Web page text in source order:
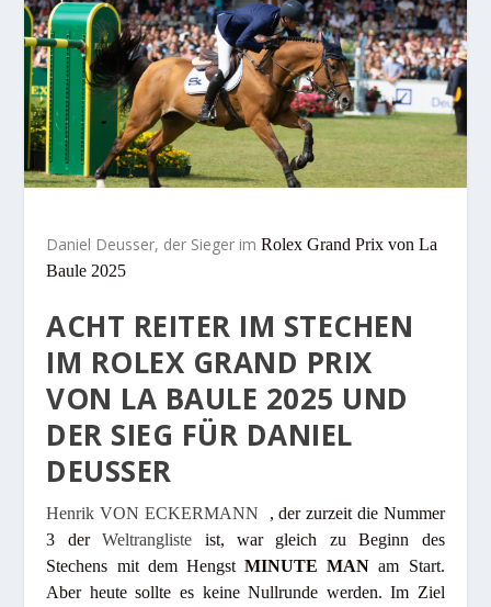
Daniel Deusser, der Sieger imRolex Grand Prix von La
Baule 2025
ACHT REITER IM STECHEN
IM ROLEX GRAND PRIX
VON LA BAULE 2025 UND
DER SIEG FÜR DANIEL
DEUSSER
Henrik VON ECKERMANN
, der zurzeit die Nummer
3 derWeltrangliste ist, war gleich zu Beginn des
Stechens mit dem HengstMINUTE MANam Start.
Aber heute sollte es keine Nullrunde werden. Im Ziel